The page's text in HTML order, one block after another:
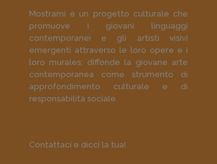
Mostrami è un progetto culturale che
promuove i giovani linguaggi
contemporanei e gli artisti visivi
emergenti attraverso le loro opere e i
loro murales; diffonde la giovane arte
contemporanea come strumento di
approfondimento culturale e di
responsabilità sociale.
Contattaci e dicci la tua!